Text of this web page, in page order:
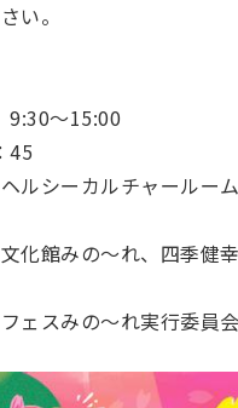
い。
9:30～15:00
45
ルシーカルチャールー
化館みの～れ、四季健
ェスみの～れ実行委員